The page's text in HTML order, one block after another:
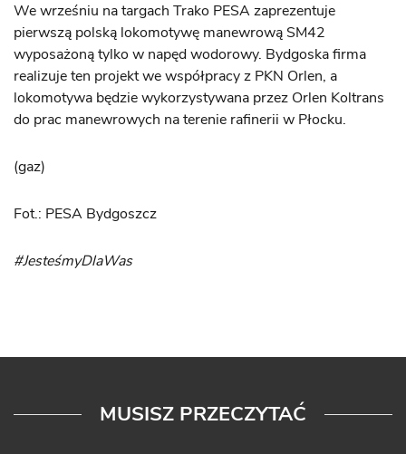
We wrześniu na targach Trako PESA zaprezentuje
pierwszą polską lokomotywę manewrową SM42
wyposażoną tylko w napęd wodorowy. Bydgoska firma
realizuje ten projekt we współpracy z PKN Orlen, a
lokomotywa będzie wykorzystywana przez Orlen Koltrans
do prac manewrowych na terenie rafinerii w Płocku.​
(gaz)
Fot.: PESA Bydgoszcz
#JesteśmyDlaWas
MUSISZ PRZECZYTAĆ